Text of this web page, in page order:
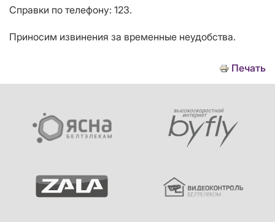
Справки по телефону: 123.
Приносим извинения за временные неудобства.
Печать